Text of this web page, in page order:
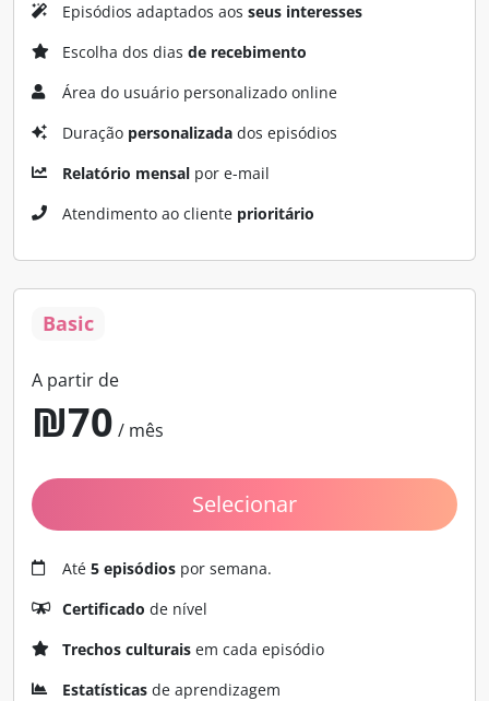
Episódios adaptados aos seus interesses
Escolha dos dias de recebimento
Área do usuário personalizado online
Duração personalizada dos episódios
Relatório mensal por e-mail
Atendimento ao cliente prioritário
Basic
A partir de
₪70 / mês
Selecionar
Até 5 episódios por semana.
Certificado de nível
Trechos culturais em cada episódio
Estatísticas de aprendizagem